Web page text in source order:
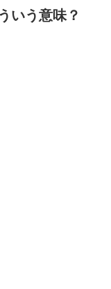
いう意味？